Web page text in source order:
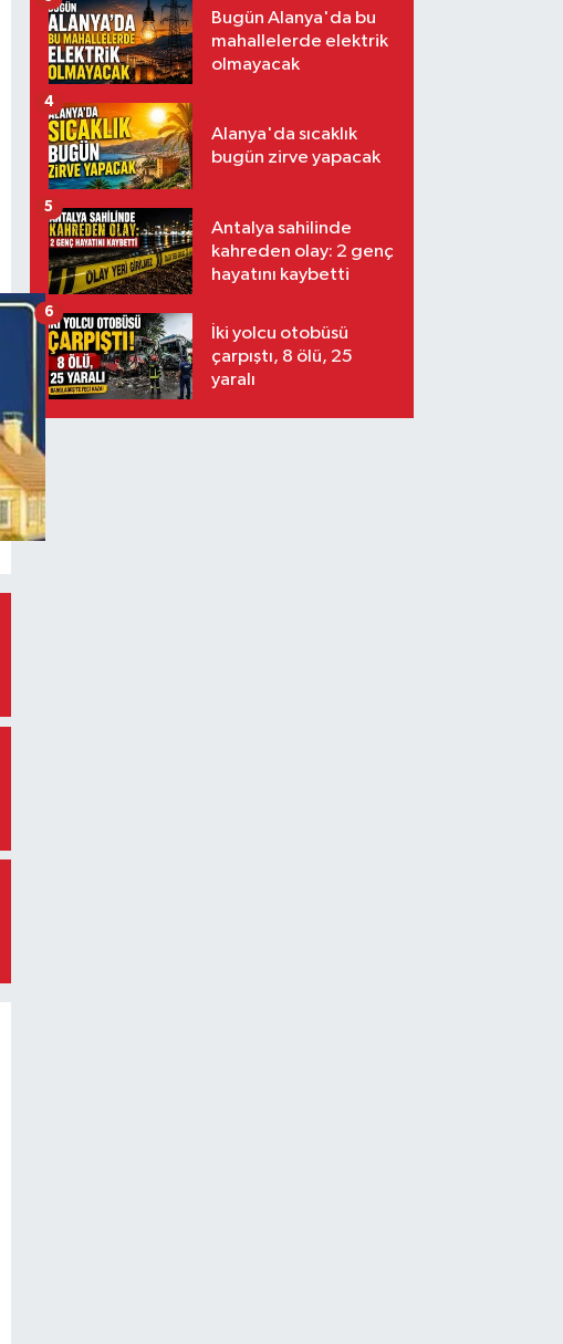
Bugün Alanya'da bu
mahallelerde elektrik
olmayacak
Alanya'da sıcaklık
bugün zirve yapacak
4
Antalya sahilinde
kahreden olay: 2 genç
hayatını kaybetti
5
İki yolcu otobüsü
çarpıştı, 8 ölü, 25
yaralı
6